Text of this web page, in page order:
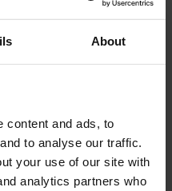
About
content and ads, to
to analyse our traffic.
your use of our site with
analytics partners who
ÄVEN